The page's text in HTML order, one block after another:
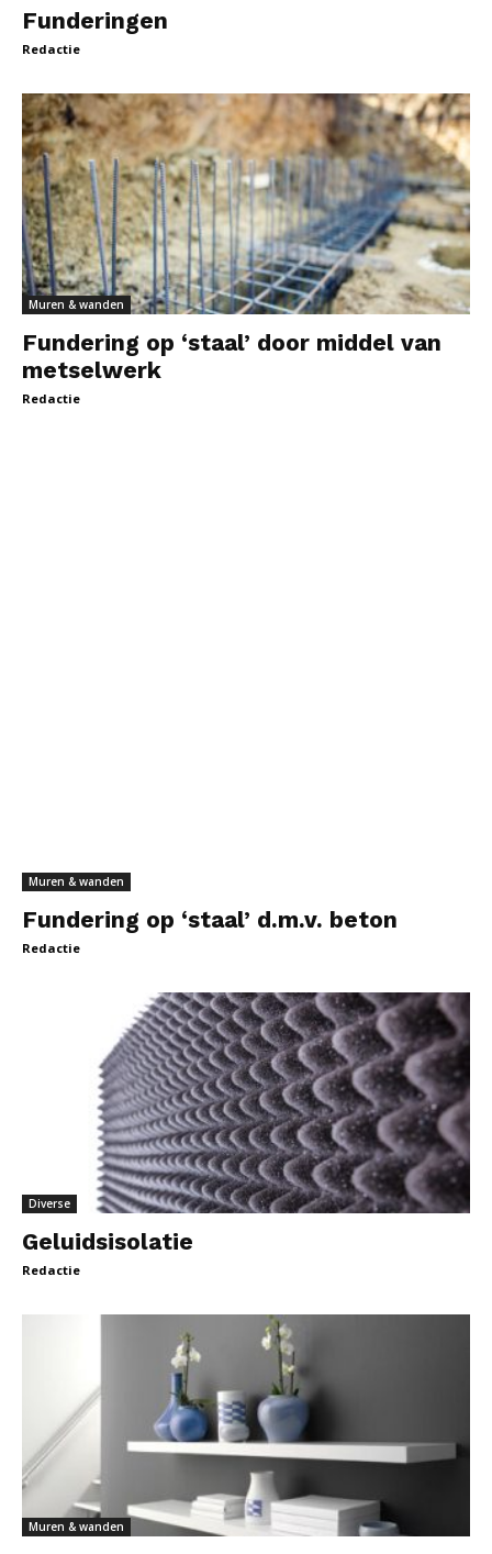
Funderingen
Redactie
Muren & wanden
Fundering op ‘staal’ door middel van
metselwerk
Redactie
Muren & wanden
Fundering op ‘staal’ d.m.v. beton
Redactie
Diverse
Geluidsisolatie
Redactie
Muren & wanden